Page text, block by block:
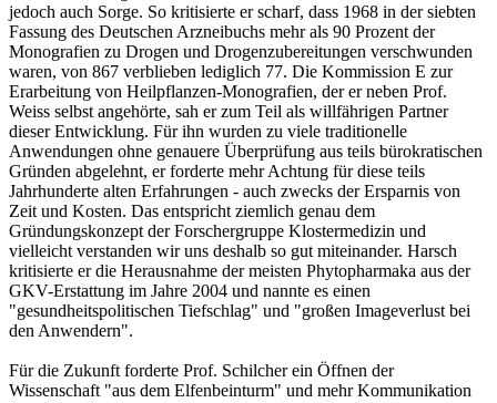
jedoch auch Sorge. So kritisierte er scharf, dass 1968 in der siebten
Fassung des Deutschen Arzneibuchs mehr als 90 Prozent der
Monografien zu Drogen und Drogenzubereitungen verschwunden
waren, von 867 verblieben lediglich 77. Die Kommission E zur
Erarbeitung von Heilpflanzen-Monografien, der er neben Prof.
Weiss selbst angehörte, sah er zum Teil als willfährigen Partner
dieser Entwicklung. Für ihn wurden zu viele traditionelle
Anwendungen ohne genauere Überprüfung aus teils bürokratischen
Gründen abgelehnt, er forderte mehr Achtung für diese teils
Jahrhunderte alten Erfahrungen - auch zwecks der Ersparnis von
Zeit und Kosten. Das entspricht ziemlich genau dem
Gründungskonzept der Forschergruppe Klostermedizin und
vielleicht verstanden wir uns deshalb so gut miteinander. Harsch
kritisierte er die Herausnahme der meisten Phytopharmaka aus der
GKV-Erstattung im Jahre 2004 und nannte es einen
"gesundheitspolitischen Tiefschlag" und "großen Imageverlust bei
den Anwendern".
Für die Zukunft forderte Prof. Schilcher ein Öffnen der
Wissenschaft "aus dem Elfenbeinturm" und mehr Kommunikation